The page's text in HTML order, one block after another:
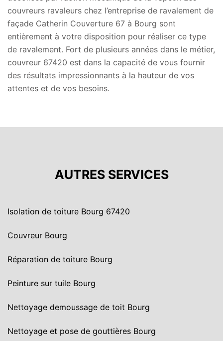
couvreurs ravaleurs chez l’entreprise de ravalement de
façade Catherin Couverture 67 à Bourg sont
entièrement à votre disposition pour réaliser ce type
de ravalement. Fort de plusieurs années dans le métier,
couvreur 67420 est dans la capacité de vous fournir
des résultats impressionnants à la hauteur de vos
attentes et de vos besoins.
AUTRES SERVICES
Isolation de toiture Bourg 67420
Couvreur Bourg
Réparation de toiture Bourg
Peinture sur tuile Bourg
Nettoyage demoussage de toit Bourg
Nettoyage et pose de gouttières Bourg